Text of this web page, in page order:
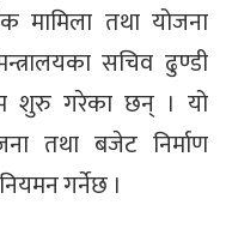
मामिला तथा योजना
सचिव ढुण्डी
शुरु गरेका छन् । यो
तथा बजेट निर्माण
गर्नेछ ।